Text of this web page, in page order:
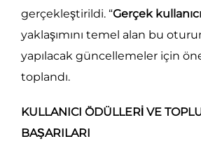
gerçekleştirildi. “Gerçek
yaklaşımını temel alan bu
yapılacak güncellemeler için
toplandı.
KULLANICI ÖDÜLLERİ VE
BAŞARILARI